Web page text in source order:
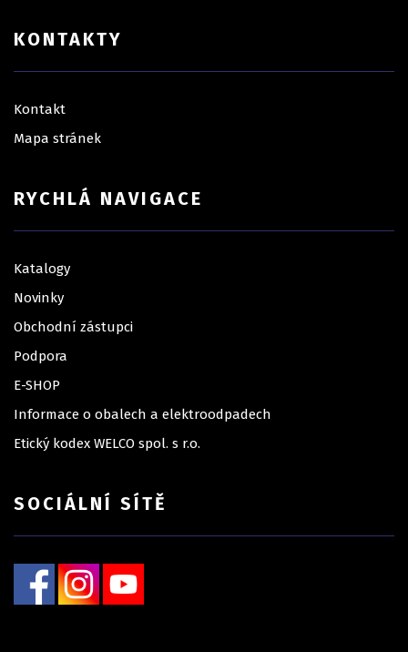
KONTAKTY
Kontakt
Mapa stránek
RYCHLÁ NAVIGACE
Katalogy
Novinky
Obchodní zástupci
Podpora
E-SHOP
Informace o obalech a elektroodpadech
Etický kodex WELCO spol. s r.o.
SOCIÁLNÍ SÍTĚ